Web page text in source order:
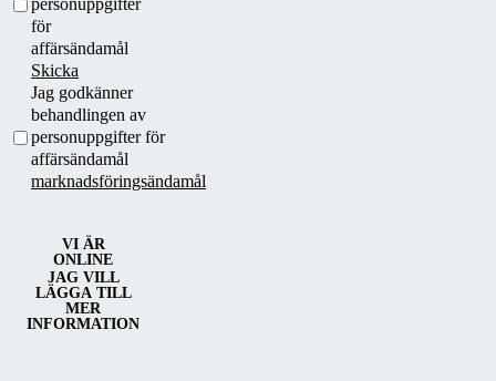
personuppgifter
för
affärsändamål
Skicka
Jag godkänner
behandlingen av
personuppgifter för
affärsändamål
marknadsföringsändamål
JAG VILL
LÄGGA TILL
MER
INFORMATION
VI ÄR
ONLINE